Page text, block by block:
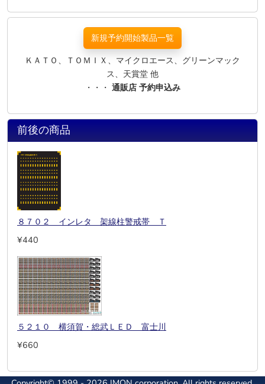
新規予約開始製品一覧
ＫＡＴＯ、ＴＯＭＩＸ、マイクロエース、グリーンマック
ス、天賞堂 他
・・・ 通販店 予約申込み
前後の商品
８７０２ インレタ 架線柱警戒帯 Ｔ
¥440
５２１０ 横須賀・総武ＬＥＤ 富士川
¥660